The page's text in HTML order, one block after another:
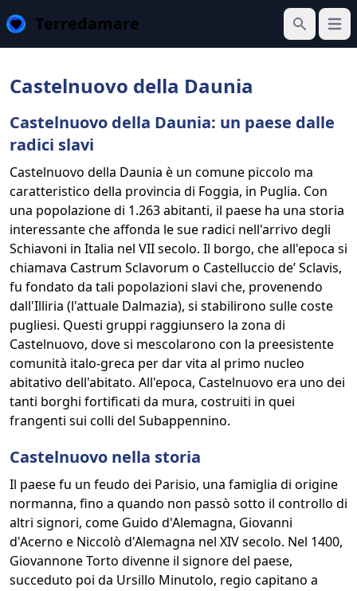
Terredamare
Cerca
Apri
Castelnuovo della Daunia
Castelnuovo della Daunia: un paese dalle
radici slavi
Castelnuovo della Daunia è un comune piccolo ma
caratteristico della provincia di Foggia, in Puglia. Con
una popolazione di 1.263 abitanti, il paese ha una storia
interessante che affonda le sue radici nell'arrivo degli
Schiavoni in Italia nel VII secolo. Il borgo, che all'epoca si
chiamava Castrum Sclavorum o Castelluccio de’ Sclavis,
fu fondato da tali popolazioni slavi che, provenendo
dall'Illiria (l'attuale Dalmazia), si stabilirono sulle coste
pugliesi. Questi gruppi raggiunsero la zona di
Castelnuovo, dove si mescolarono con la preesistente
comunità italo-greca per dar vita al primo nucleo
abitativo dell'abitato. All'epoca, Castelnuovo era uno dei
tanti borghi fortificati da mura, costruiti in quei
frangenti sui colli del Subappennino.
Castelnuovo nella storia
Il paese fu un feudo dei Parisio, una famiglia di origine
normanna, fino a quando non passò sotto il controllo di
altri signori, come Guido d'Alemagna, Giovanni
d'Acerno e Niccolò d'Alemagna nel XIV secolo. Nel 1400,
Giovannone Torto divenne il signore del paese,
succeduto poi da Ursillo Minutolo, regio capitano a